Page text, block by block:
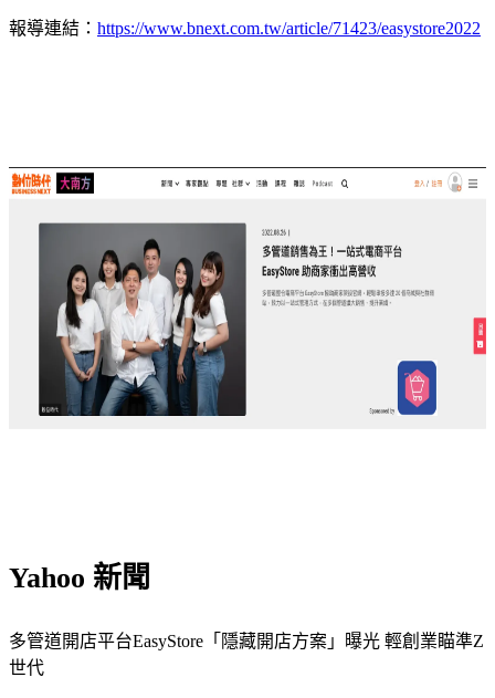
報導連結： https://www.bnext.com.tw/article/71423/easystore2022
Yahoo 新聞
多管道開店平台EasyStore「隱藏開店方案」曝光 輕創業瞄準Z
世代